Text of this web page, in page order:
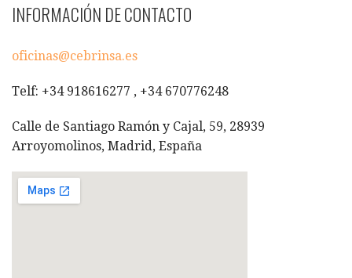
INFORMACIÓN DE CONTACTO
oficinas@cebrinsa.es
Telf: +34 918616277 , +34 670776248
Calle de Santiago Ramón y Cajal, 59, 28939
Arroyomolinos, Madrid, España